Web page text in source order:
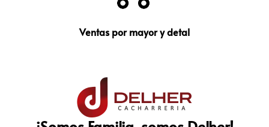
Ventas por mayor y detal